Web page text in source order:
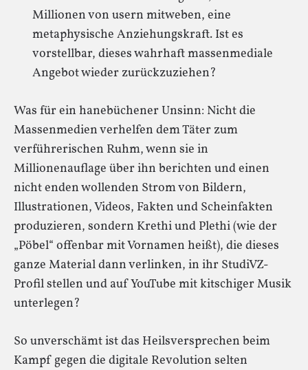
Millionen von usern mitweben, eine
metaphysische Anziehungskraft. Ist es
vorstellbar, dieses wahrhaft massenmediale
Angebot wieder zurückzuziehen?
Was für ein hanebüchener Unsinn: Nicht die
Massenmedien verhelfen dem Täter zum
verführerischen Ruhm, wenn sie in
Millionenauflage über ihn berichten und einen
nicht enden wollenden Strom von Bildern,
Illustrationen, Videos, Fakten und Scheinfakten
produzieren, sondern Krethi und Plethi (wie der
„Pöbel“ offenbar mit Vornamen heißt), die dieses
ganze Material dann verlinken, in ihr StudiVZ-
Profil stellen und auf YouTube mit kitschiger Musik
unterlegen?
So unverschämt ist das Heilsversprechen beim
Kampf gegen die digitale Revolution selten